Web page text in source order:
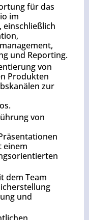
für das
im
einschließlich
und Reporting.
von
Produkten
zur
von
einem
dem Team
und